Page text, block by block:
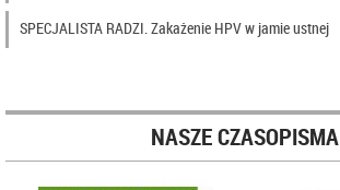
SPECJALISTA RADZI. Zakażenie HPV w jamie ustnej
NASZE CZASOPISMA